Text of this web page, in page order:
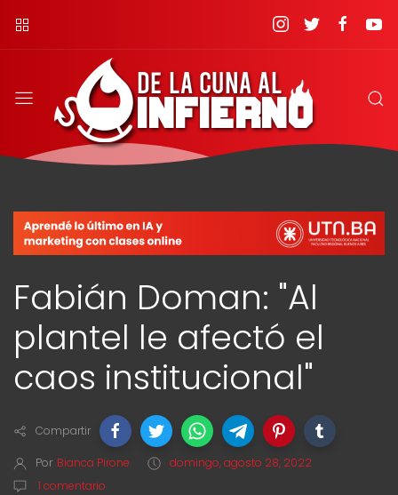
Fabián Doman: "Al
plantel le afectó el
caos institucional"
Compartir
Por Bianca Pirone
domingo, agosto 28, 2022
1 comentario